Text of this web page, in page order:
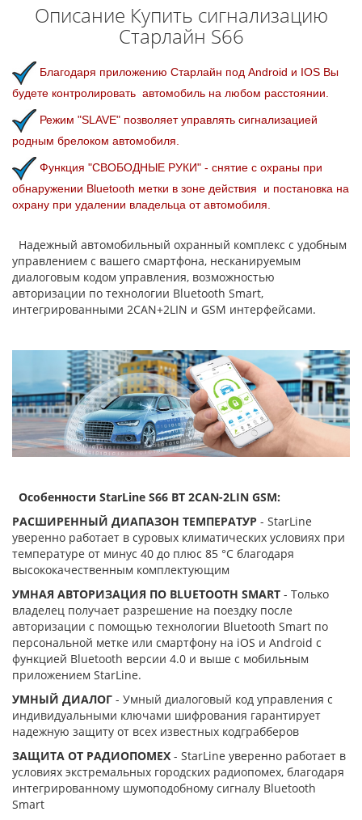
Описание Купить сигнализацию
Старлайн S66
Благодаря приложению Старлайн под Android и IOS Вы
будете контролировать автомобиль на любом расстоянии.
Режим "SLAVE" позволяет управлять сигнализацией
родным брелоком автомобиля.
Функция "СВОБОДНЫЕ РУКИ" - снятие с охраны при
обнаружении Bluetooth метки в зоне действия и постановка на
охрану при удалении владельца от автомобиля.
Надежный автомобильный охранный комплекс с удобным
управлением с вашего смартфона, несканируемым
диалоговым кодом управления, возможностью
авторизации по технологии Bluetooth Smart,
интегрированными 2CAN+2LIN и GSM интерфейсами.
Особенности StarLine S66 BT 2CAN-2LIN GSM:
РАСШИРЕННЫЙ ДИАПАЗОН ТЕМПЕРАТУР - StarLine
уверенно работает в суровых климатических условиях при
температуре от минус 40 до плюс 85 °С благодаря
высококачественным комплектующим
УМНАЯ АВТОРИЗАЦИЯ ПО BLUETOOTH SMART - Только
владелец получает разрешение на поездку после
авторизации с помощью технологии Bluetooth Smart по
персональной метке или смартфону на iOS и Android с
функцией Bluetooth версии 4.0 и выше с мобильным
приложением StarLine.
УМНЫЙ ДИАЛОГ - Умный диалоговый код управления c
индивидуальными ключами шифрования гарантирует
надежную защиту от всех известных кодграбберов
ЗАЩИТА ОТ РАДИОПОМЕХ - StarLine уверенно работает в
условиях экстремальных городских радиопомех, благодаря
интегрированному шумоподобному сигналу Bluetooth
Smart